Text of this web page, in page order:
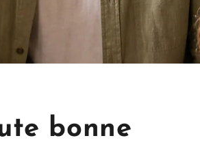
bonne